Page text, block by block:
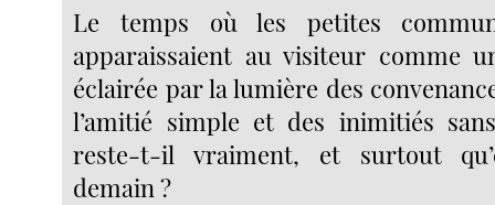
Le temps où les petites
apparaissaient au visiteur comme
éclairée par la lumière des
l’amitié simple et des inimitiés
reste-t-il vraiment, et surtout
demain ?